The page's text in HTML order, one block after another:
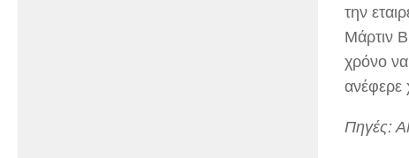
την
Μάρτιν
χρόνο να
ανέφερε
Πηγές: